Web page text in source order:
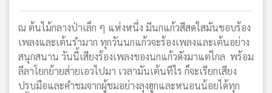
แผนที่
วิทยุ
เครือ
ข่าย
ณ ต้นไม้กลางป่าเล็ก ๆ แห่งหนึ่ง มีนกแก้วสีสดใสมันชอบร้อง
เพลงและเต้นรำมาก ทุกวันนกแก้วจะร้องเพลงและเต้นอย่าง
สนุกสนาน วันนี้เสียงร้องเพลงของนกแก้วดังมาแต่ไกล พร้อม
ลีลาโยกย้ายส่ายเอวไปมา เวลามันเต้นทีไร ก็จะเรียกเสียง
ปรบมือและคำชมจากผู้ชมอย่างลุงฮูกและหนอนน้อยได้ทุก